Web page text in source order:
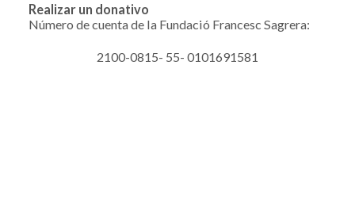
Realizar un donativo
Número de cuenta de la Fundació Francesc Sagrera:
2100-0815- 55- 0101691581